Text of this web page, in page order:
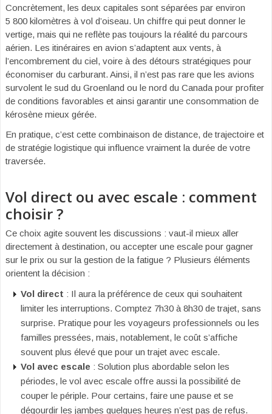
Concrètement, les deux capitales sont séparées par environ
5 800 kilomètres à vol d’oiseau. Un chiffre qui peut donner le
vertige, mais qui ne reflète pas toujours la réalité du parcours
aérien. Les itinéraires en avion s’adaptent aux vents, à
l’encombrement du ciel, voire à des détours stratégiques pour
économiser du carburant. Ainsi, il n’est pas rare que les avions
survolent le sud du Groenland ou le nord du Canada pour profiter
de conditions favorables et ainsi garantir une consommation de
kérosène mieux gérée.
En pratique, c’est cette combinaison de distance, de trajectoire et
de stratégie logistique qui influence vraiment la durée de votre
traversée.
Vol direct ou avec escale : comment
choisir ?
Ce choix agite souvent les discussions : vaut-il mieux aller
directement à destination, ou accepter une escale pour gagner
sur le prix ou sur la gestion de la fatigue ? Plusieurs éléments
orientent la décision :
Vol direct : Il aura la préférence de ceux qui souhaitent
limiter les interruptions. Comptez 7h30 à 8h30 de trajet, sans
surprise. Pratique pour les voyageurs professionnels ou les
familles pressées, mais, notablement, le coût s’affiche
souvent plus élevé que pour un trajet avec escale.
Vol avec escale : Solution plus abordable selon les
périodes, le vol avec escale offre aussi la possibilité de
couper le périple. Pour certains, faire une pause et se
dégourdir les jambes quelques heures n’est pas de refus.